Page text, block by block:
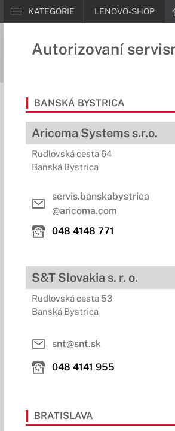
KATEGÓRIE LENOVO-SHOP
Autorizovaní
BANSKÁ BYSTRICA
Aricoma Systems s.r.o.
Rudlovská cesta 64
Banská Bystrica
servis.banskabystrica
@aricoma.com
048 4148 771
S&T Slovakia s. r. o.
Rudlovská cesta 53
Banská Bystrica
snt@snt.sk
048 4141 955
BRATISLAVA